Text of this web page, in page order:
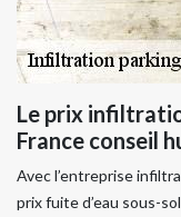
Le prix
France conseil
Avec l’entreprise
prix fuite d’eau sous-